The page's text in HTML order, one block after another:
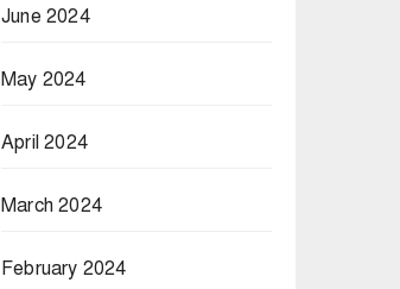
June 2024
May 2024
April 2024
March 2024
February 2024